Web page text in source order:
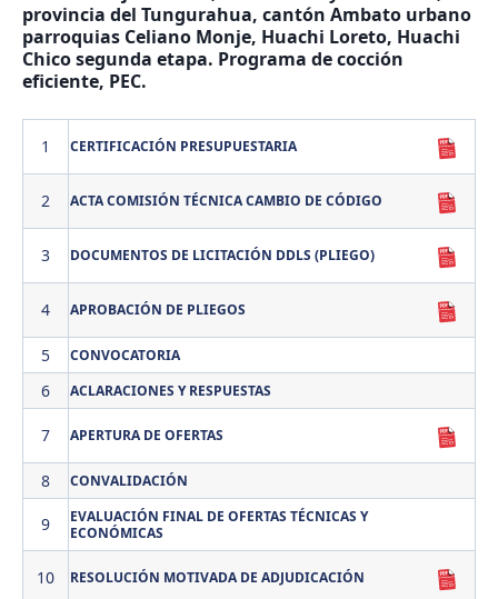
provincia del Tungurahua, cantón Ambato urbano
parroquias Celiano Monje, Huachi Loreto, Huachi
Chico segunda etapa. Programa de cocción
eficiente, PEC.
1 CERTIFICACIÓN PRESUPUESTARIA
2 ACTA COMISIÓN TÉCNICA CAMBIO DE CÓDIGO
3 DOCUMENTOS DE LICITACIÓN DDLS (PLIEGO)
4 APROBACIÓN DE PLIEGOS
5 CONVOCATORIA
6 ACLARACIONES Y RESPUESTAS
7 APERTURA DE OFERTAS
8 CONVALIDACIÓN
9
EVALUACIÓN FINAL DE OFERTAS TÉCNICAS Y
ECONÓMICAS
10 RESOLUCIÓN MOTIVADA DE ADJUDICACIÓN